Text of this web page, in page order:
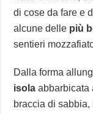
di cose da fare e
alcune delle più
sentieri
Dalla forma
isola abbarbicata
braccia di sabbia,